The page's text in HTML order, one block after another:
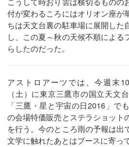
付が変わるころにはオリオン座が
ちは天文台裏の駐車場に展開した
し、この夏～秋の天候不順による
らしたのだった。
アストロアーツでは、今週末
（土）に東京三鷹市の国立天文
「三鷹・星と宇宙の日2016」で
の会場特価販売とステラショット
を行う。今のところ雨の予報は出
文学に触れたあとはブースに寄っ